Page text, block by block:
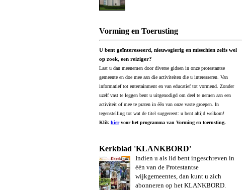
Vorming en Toerusting
U bent geïnteresseerd, nieuwsgierig en misschien zelfs wel
op zoek, een reiziger?
Laat u dan meenemen door diverse gidsen in onze protestantse
gemeente en doe mee aan die activiteiten die u interesseren. Van
informatief tot entertainment en van educatief tot vormend. Zonder
uzelf vast te leggen bent u uitgenodigd om deel te nemen aan een
activiteit of mee te praten in één van onze vaste groepen. In
tegenstelling tot wat de titel suggereert: u bent altijd welkom!
Klik hiervoor het programma van Vorming en toerusting.
Kerkblad 'KLANKBORD'
Indien u als lid bent ingeschreven in
één van de Protestantse
wijkgemeentes, dan kunt u zich
abonneren op het KLANKBORD.